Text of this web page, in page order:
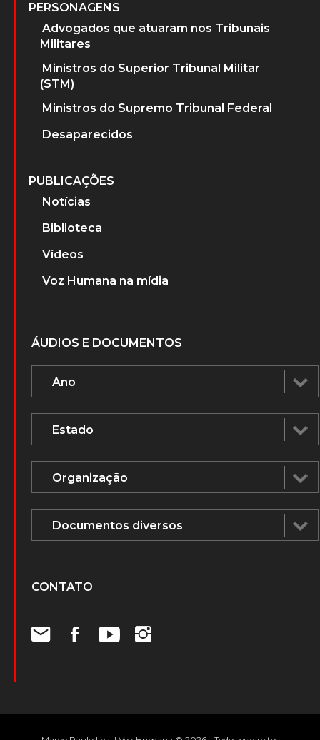
PERSONAGENS
Advogados que atuaram nos Tribunais
Militares
Ministros do Superior Tribunal Militar
(STM)
Ministros do Supremo Tribunal Federal
Desaparecidos
PUBLICAÇÕES
Notícias
Biblioteca
Vídeos
Voz Humana na mídia
ÁUDIOS E DOCUMENTOS
CONTATO